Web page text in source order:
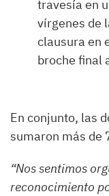
travesía en
vírgenes de
clausura en
broche final
En conjunto, las
sumaron más de
“Nos sentimos
reconocimiento